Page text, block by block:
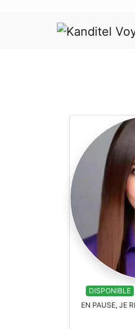
DISPONIBLE
EN PAUSE, JE